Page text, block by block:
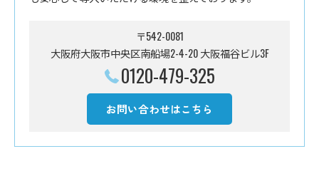
〒542-0081
大阪府大阪市中央区南船場2-4-20 大阪福谷ビル3F
0120-479-325
お問い合わせはこちら